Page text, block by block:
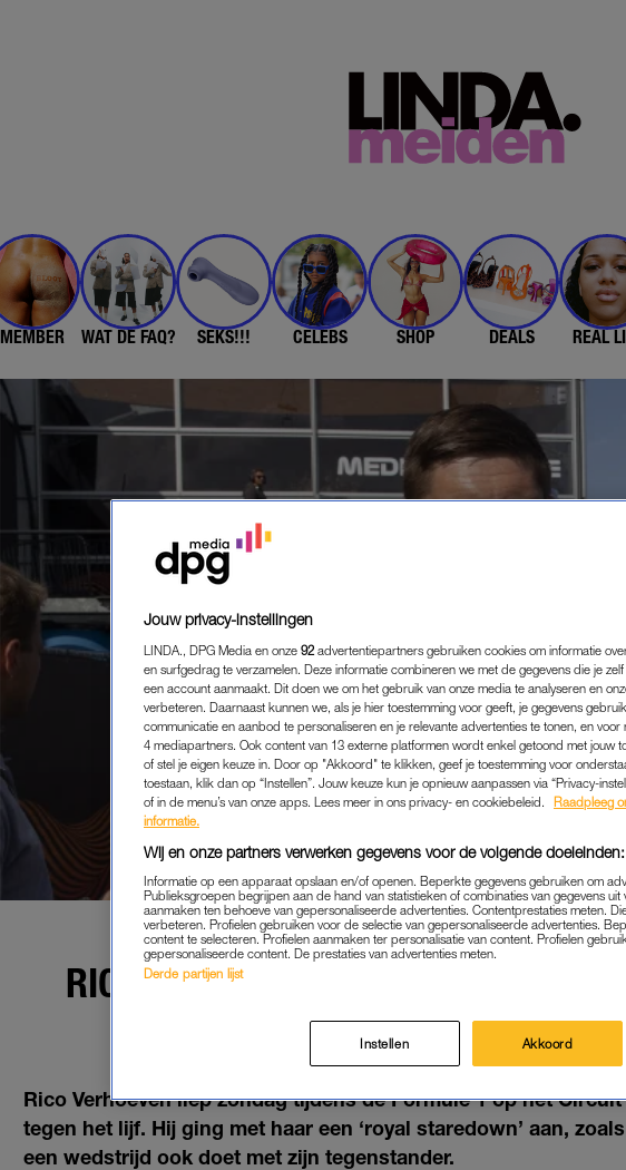
MEMBER WAT DE FAQ? SEKS!!! CELEBS SHOP DEALS REAL
RICO VERHOEVEN DOET 'ROYAL
PRINSES ALEXIA
TRENDING|KEEPING UP
26-08-2024 GABY BOTERKOOPER
Rico Verhoeven liep zondag tijdens de Formule 1 op het
tegen het lijf. Hij ging met haar een ‘royal staredown’ aan,
een wedstrijd ook doet met zijn tegenstander.
Jouw privacy-instellingen
LINDA., DPG Media en onze 92 advertentiepartners gebruiken cookies om informatie
en surfgedrag te verzamelen. Deze informatie combineren we met de gegevens die je
een account aanmaakt. Dit doen we om het gebruik van onze media te analyseren en
verbeteren. Daarnaast kunnen we, als je hier toestemming voor geeft, je gegevens
communicatie en aanbod te personaliseren en je relevante advertenties te tonen, en
4 mediapartners. Ook content van 13 externe platformen wordt enkel getoond met jouw
of stel je eigen keuze in. Door op "Akkoord" te klikken, geef je toestemming voor
toestaan, klik dan op “Instellen”. Jouw keuze kun je opnieuw aanpassen via “Privacy-
of in de menu’s van onze apps. Lees meer in ons privacy- en cookiebeleid.
Raadpleeg
informatie.
Wij en onze partners verwerken gegevens voor de volgende doeleinden:
Informatie op een apparaat opslaan en/of openen. Beperkte gegevens gebruiken om
Publieksgroepen begrijpen aan de hand van statistieken of combinaties van gegevens
aanmaken ten behoeve van gepersonaliseerde advertenties. Contentprestaties meten.
verbeteren. Profielen gebruiken voor de selectie van gepersonaliseerde advertenties.
content te selecteren. Profielen aanmaken ter personalisatie van content. Profielen
gepersonaliseerde content. De prestaties van advertenties meten.
Derde partijen lijst
Instellen Akkoord